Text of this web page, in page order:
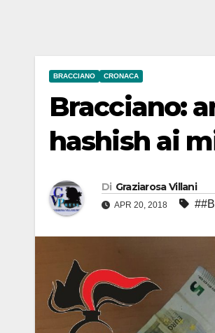
BRACCIANO CRONACA
Bracciano:
hashish ai
Di Graziarosa Villani
APR 20, 2018